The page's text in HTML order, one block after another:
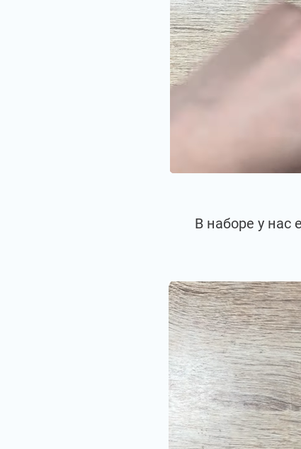
В наборе у нас